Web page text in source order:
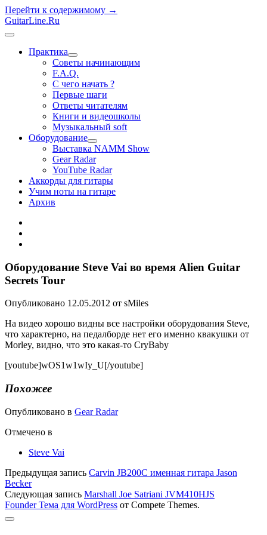
Перейти к содержимому →
GuitarLine.Ru
открыть
Практика
открыть
меню
Советы начинающим
F.A.Q.
С чего начать ?
Первые шаги
Ответы читателям
Книги и видеошколы
Музыкальный soft
Оборудование
открыть
меню
Выставка NAMM Show
Gear Radar
YouTube Radar
Аккорды для гитары
Учим ноты на гитаре
Архив
Оборудование Steve Vai во время Alien Guitar
Secrets Tour
Опубликовано 12.05.2012 от sMiles
На видео хорошо видны все настройки оборудования Steve,
что характерно, на педалборде нет его именно квакушки от
Morley, видно, что это какая-то CryBaby
[youtube]wOS1w1wIy_U[/youtube]
Похожее
Опубликовано в Gear Radar
Отмечено в
Steve Vai
Предыдущая запись Carvin JB200C именная гитара Jason
Becker
Следующая запись Marshall Joe Satriani JVM410HJS
Founder Тема для WordPress от Compete Themes.
Прокрутка